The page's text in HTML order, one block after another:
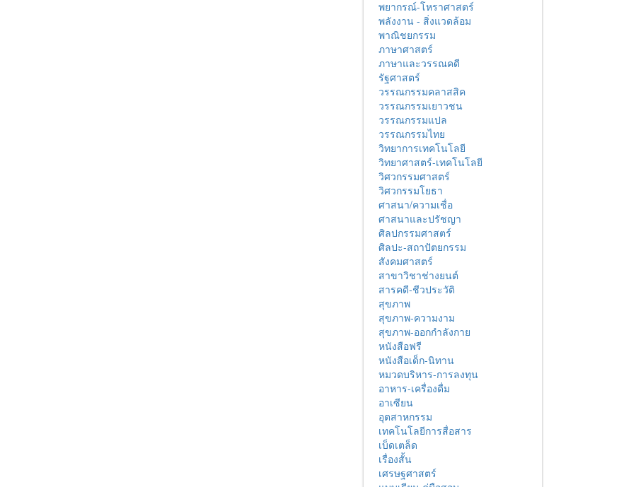
พยากรณ์-โหราศาสตร์
พลังงาน - สิ่งแวดล้อม
พาณิชยกรรม
ภาษาศาสตร์
ภาษาและวรรณคดี
รัฐศาสตร์
วรรณกรรมคลาสสิค
วรรณกรรมเยาวชน
วรรณกรรมแปล
วรรณกรรมไทย
วิทยาการเทคโนโลยี
วิทยาศาสตร์-เทคโนโลยี
วิศวกรรมศาสตร์
วิศวกรรมโยธา
ศาสนา/ความเชื่อ
ศาสนาและปรัชญา
ศิลปกรรมศาสตร์
ศิลปะ-สถาปัตยกรรม
สังคมศาสตร์
สาขาวิชาช่างยนต์
สารคดี-ชีวประวัติ
สุขภาพ
สุขภาพ-ความงาม
สุขภาพ-ออกกำลังกาย
หนังสือฟรี
หนังสือเด็ก-นิทาน
หมวดบริหาร-การลงทุน
อาหาร-เครื่องดื่ม
อาเซียน
อุตสาหกรรม
เทคโนโลยีการสื่อสาร
เบ็ดเตล็ด
เรื่องสั้น
เศรษฐศาสตร์